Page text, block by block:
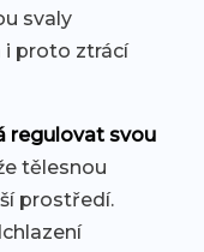
svaly
i proto ztrácí
regulovat svou
tělesnou
prostředí.